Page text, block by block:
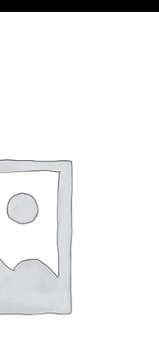
komisyon
TAKI VE MÜCEVHER